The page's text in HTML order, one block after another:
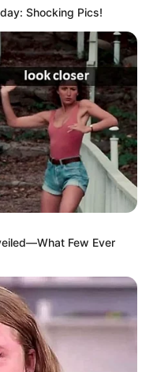
Shocking Pics!
Few Ever